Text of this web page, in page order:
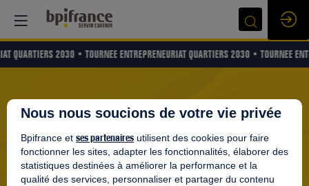
Les Journées de l’Initiative
BORDEAUX
LE 20 NOVEMBRE
QUARTIERS 2030 • TOURNEE ENTREPRENEURIAT QUARTIERS 2030 • TOURNEE
Nous nous soucions de votre vie privée
Bpifrance et ses partenaires utilisent des cookies pour faire
fonctionner les sites, adapter les fonctionnalités, élaborer des
statistiques destinées à améliorer la performance et la
qualité des services, personnaliser et partager du contenu